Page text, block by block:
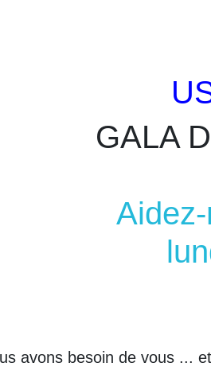
GALA
avons besoin de vous ...